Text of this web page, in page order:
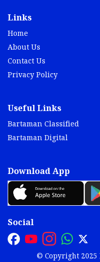
Links
Home
About Us
Contact Us
Privacy Policy
Useful Links
Bartaman Classified
Bartaman Digital
Download App
Social
© Copyright